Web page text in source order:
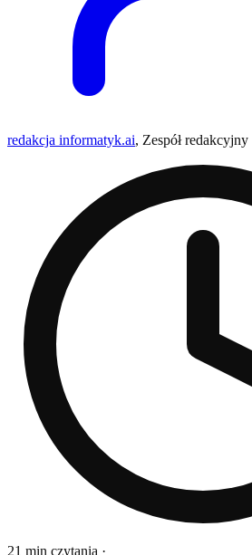
redakcja informatyk.ai, Zespół redakcyjny
21 min czytania ·